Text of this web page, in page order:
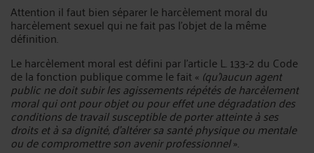
Attention il faut bien séparer le harcèlement moral du
harcèlement sexuel qui ne fait pas l’objet de la même
définition.
Le harcèlement moral est défini par l’article L. 133-2 du Code
de la fonction publique comme le fait « (qu’)aucun agent
public ne doit subir les agissements répétés de harcèlement
moral qui ont pour objet ou pour effet une dégradation des
conditions de travail susceptible de porter atteinte à ses
droits et à sa dignité, d’altérer sa santé physique ou mentale
ou de compromettre son avenir professionnel».